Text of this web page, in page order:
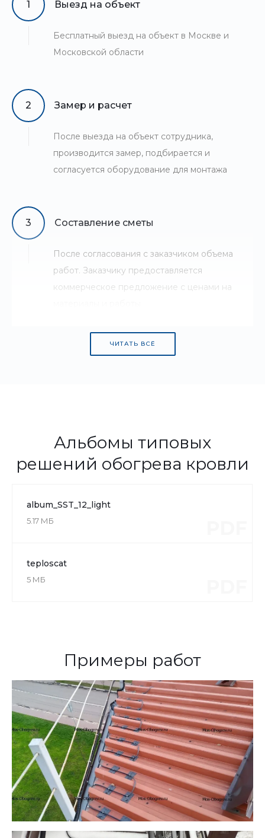
1 Выезд на объект
Бесплатный выезд на объект в Москве и
Московской области
2 Замер и расчет
После выезда на объект сотрудника,
производится замер, подбирается и
согласуется оборудование для монтажа
3 Составление сметы
После согласования с заказчиком объема
работ. Заказчику предоставляется
коммерческое предложение с ценами на
ЧИТАТЬ ВСЁ
Альбомы типовых
решений обогрева кровли
album_SST_12_light
5.17 МБ
teploscat
5 МБ
Примеры работ